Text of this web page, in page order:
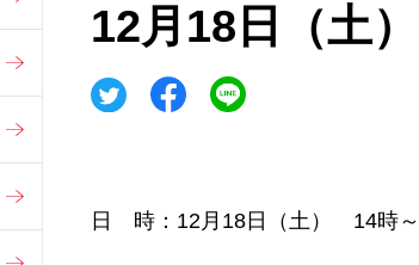
12月18日（土
日 時：12月18日（土） 14時